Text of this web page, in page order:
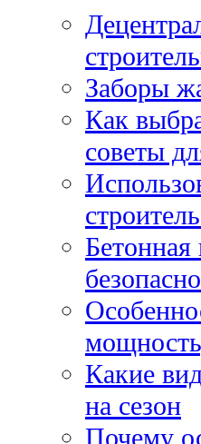
Заборы
Как
советы
Какие
на сезон
Почему